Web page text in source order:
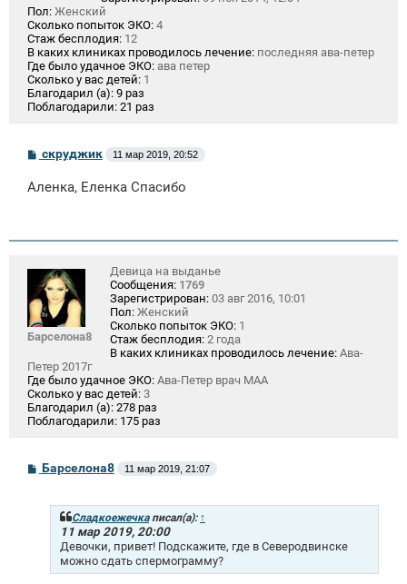
Пол: Женский
Сколько попыток ЭКО: 4
Стаж бесплодия: 12
В каких клиниках проводилось лечение: последняя ава-петер
Где было удачное ЭКО: ава петер
Сколько у вас детей: 1
Благодарил (а): 9 раз
Поблагодарили: 21 раз
С
о
б
и
скруджик 11 мар 2019, 20:52
Аленка, Еленка Спасибо
Барселона8
Девица на выданье
Сообщения: 1769
Зарегистрирован: 03 авг 2016, 10:01
Пол: Женский
Сколько попыток ЭКО: 1
Стаж бесплодия: 2 года
В каких клиниках проводилось лечение: Ава-
Петер 2017г
Где было удачное ЭКО: Ава-Петер врач МАА
Сколько у вас детей: 3
Благодарил (а): 278 раз
Поблагодарили: 175 раз
С
о
Барселона8 11 мар 2019, 21:07
Сладкоежечкаписал(а): ↑
11 мар 2019, 20:00
Девочки, привет! Подскажите, где в Северодвинске
можно сдать спермограмму?